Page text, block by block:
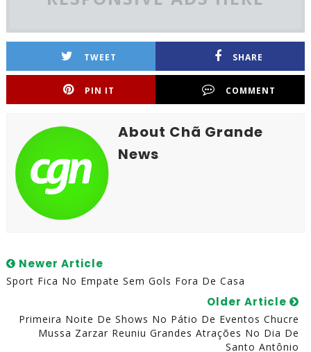
TWEET SHARE
PIN IT COMMENT
About Chã Grande
News
Newer Article
Sport Fica No Empate Sem Gols Fora De Casa
Older Article
Primeira Noite De Shows No Pátio De Eventos Chucre
Mussa Zarzar Reuniu Grandes Atrações No Dia De
Santo Antônio